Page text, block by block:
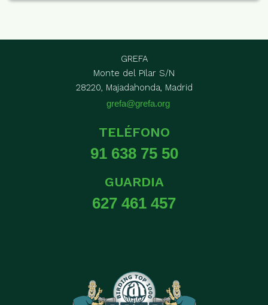
GREFA
Monte del Pilar S/N
28220, Majadahonda, Madrid
grefa@grefa.org
TELÉFONO
91 638 75 50
GUARDIA
627 461 457